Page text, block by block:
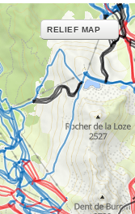
RELIEF MAP